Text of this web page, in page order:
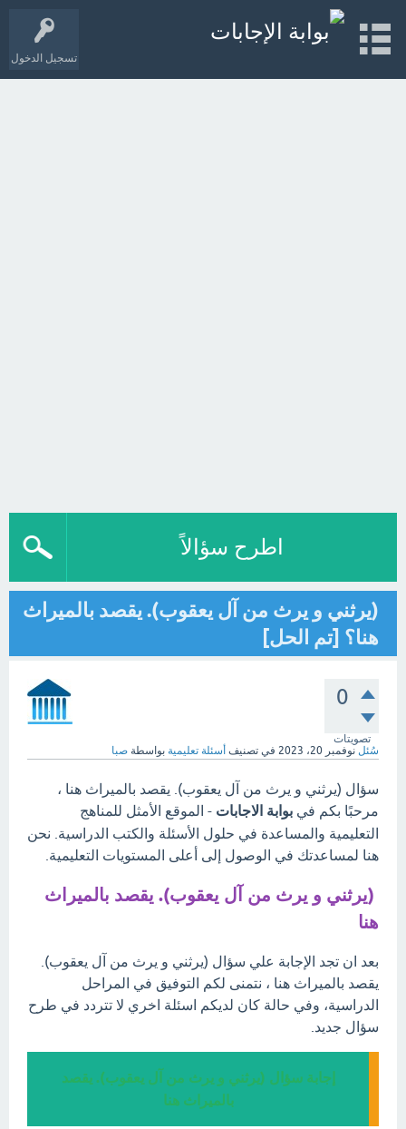
تسجيل الدخول
اطرح سؤالاً
(يرثني و يرث من آل يعقوب). يقصد بالميراث
هنا؟ [تم الحل]
0
تصويتات
سُئل نوفمبر 20، 2023 في تصنيف أسئلة تعليمية بواسطة صبا
سؤال (يرثني و يرث من آل يعقوب). يقصد بالميراث هنا ،
مرحبًا بكم في بوابة الاجابات - الموقع الأمثل للمناهج
التعليمية والمساعدة في حلول الأسئلة والكتب الدراسية. نحن
هنا لمساعدتك في الوصول إلى أعلى المستويات التعليمية.
(يرثني و يرث من آل يعقوب). يقصد بالميراث
هنا
بعد ان تجد الإجابة علي سؤال (يرثني و يرث من آل يعقوب).
يقصد بالميراث هنا ، نتمنى لكم التوفيق في المراحل
الدراسية، وفي حالة كان لديكم اسئلة اخري لا تتردد في طرح
سؤال جديد.
إجابة سؤال (يرثني و يرث من آل يعقوب). يقصد
بالميراث هنا